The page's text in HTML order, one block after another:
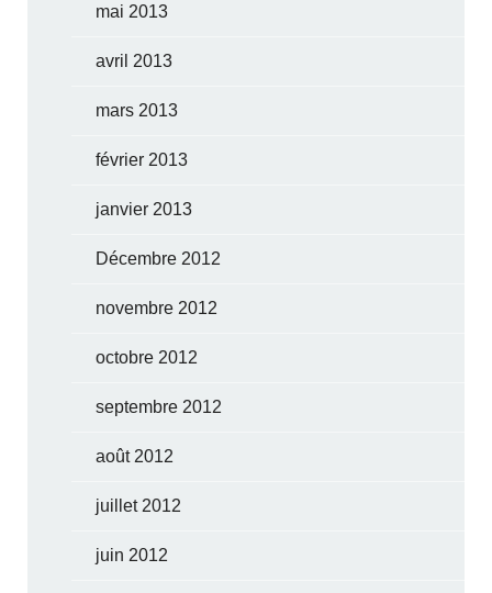
mai 2013
avril 2013
mars 2013
février 2013
janvier 2013
Décembre 2012
novembre 2012
octobre 2012
septembre 2012
août 2012
juillet 2012
juin 2012